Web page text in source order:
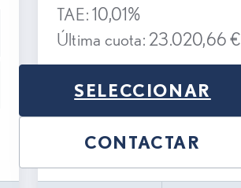
TAE: 10,01%
Última cuota: 23.020,66 €
SELECCIONAR
CONTACTAR